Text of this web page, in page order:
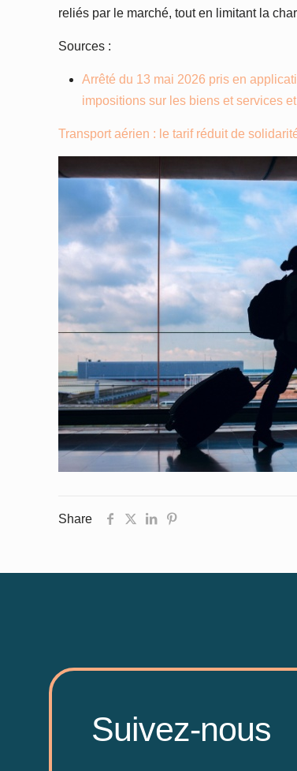
reliés par le marché, tout en limitant la
Sources :
Arrêté du 13 mai 2026 pris en
impositions sur les biens et services
Transport aérien : le tarif réduit de
Share
Suivez-nous